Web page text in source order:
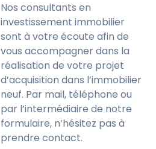
Nos consultants en
investissement immobilier
sont à votre écoute afin de
vous accompagner dans la
réalisation de votre projet
d’acquisition dans l’immobilier
neuf. Par mail, téléphone ou
par l’intermédiaire de notre
formulaire, n’hésitez pas à
prendre contact.